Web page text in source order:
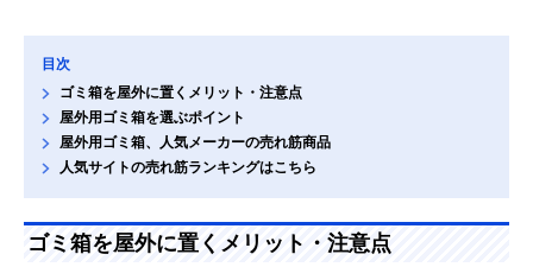
目次
ゴミ箱を屋外に置くメリット・注意点
屋外用ゴミ箱を選ぶポイント
屋外用ゴミ箱、人気メーカーの売れ筋商品
人気サイトの売れ筋ランキングはこちら
ゴミ箱を屋外に置くメリット・注意点